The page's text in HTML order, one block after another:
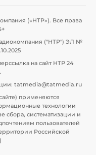
(«НТР»). Все права
("НТР") ЭЛ №
на сайт НТР 24
tatmedia@tatmedia.ru
применяются
технологии
сбора, систематизации и
пользователей
Российской